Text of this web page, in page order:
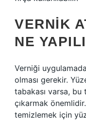
VERNIK
NE
Verniği
olması gerekir.
tabakası varsa, bu
çıkarmak
temizlemek için